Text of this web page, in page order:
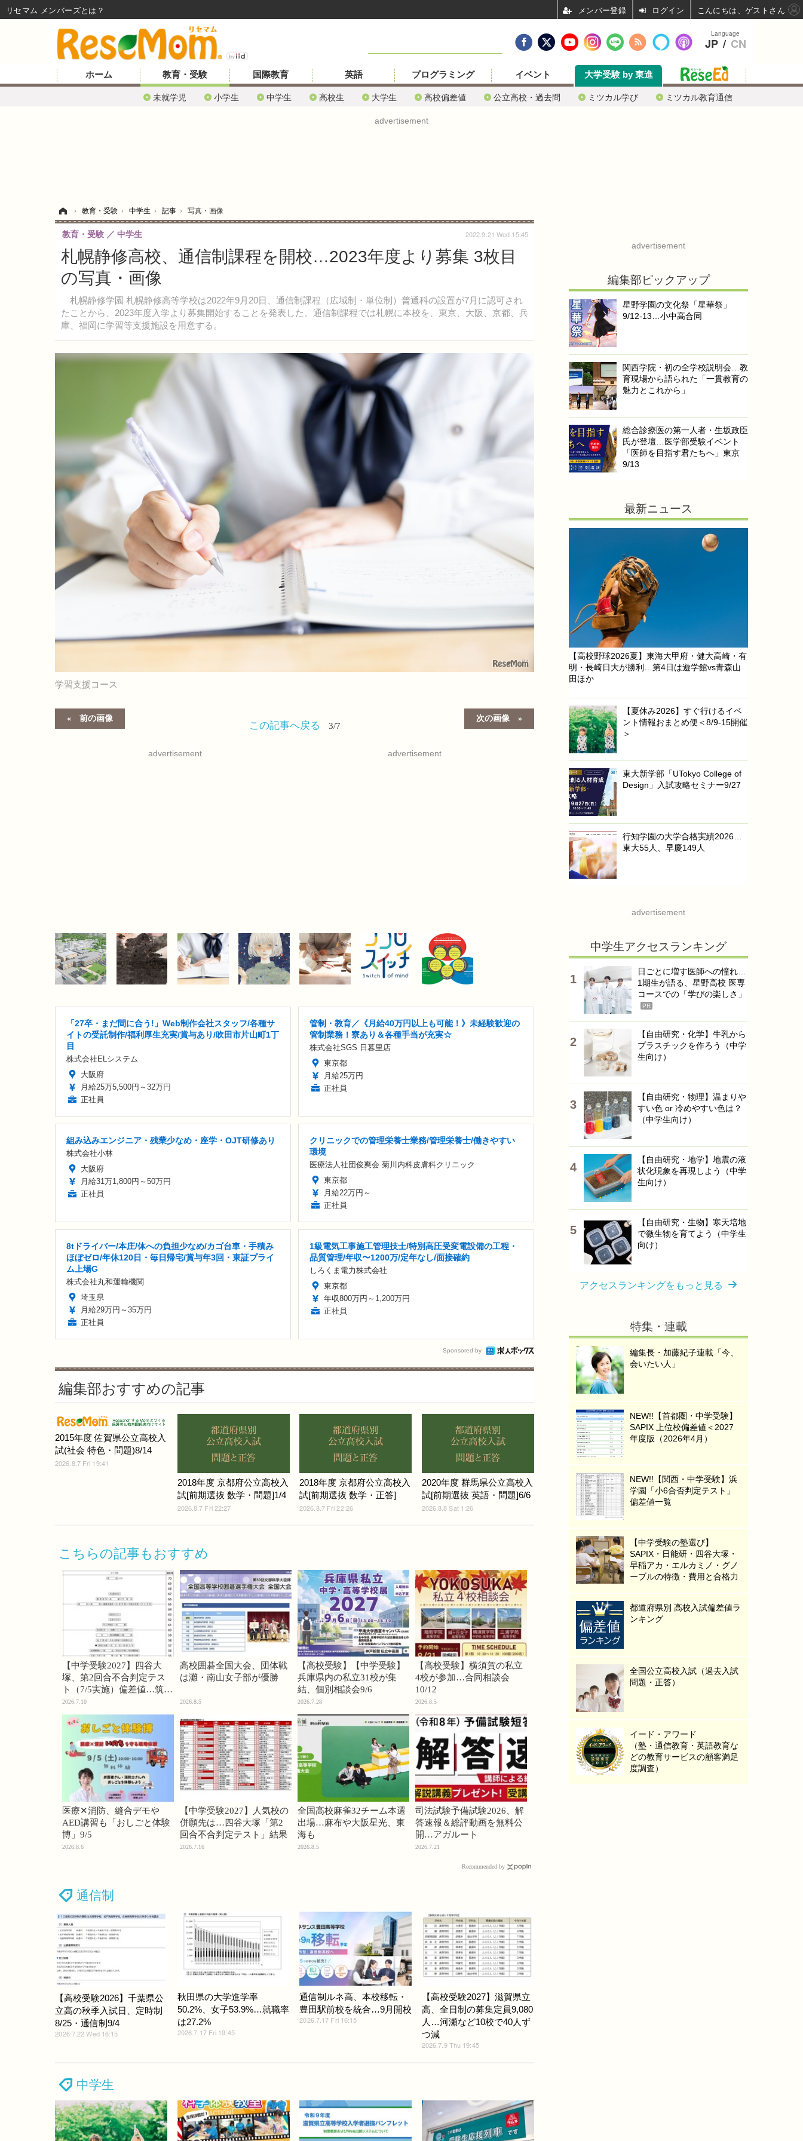
ホーム 教育・受験
未就学児 小学生 中学生 高校生 大学生 高校偏差値 公立高校・過去問 ミツカル学び ミツカル教育通信
国際教育 英語 プログラミング イベント 大学受験 by 東進
advertisement
› 教育・受験 › 中学生 › 記事 › 写真・画像
札幌静修高校、通信制課程を開校…2023年度より募集 3枚目
の写真・画像
札幌静修学園 札幌静修高等学校は2022年9月20日、通信制課程（広域制・単位制）普通科の設置が7月に認可され
たことから、2023年度入学より募集開始することを発表した。通信制課程では札幌に本校を、東京、大阪、京都、兵
庫、福岡に学習等支援施設を用意する。
教育・受験 中学生 2022.9.21 Wed 15:45
学習支援コース
前の画像 次の画像
この記事へ戻る 3/7
advertisement advertisement
「27卒・まだ間に合う!」Web制作会社スタッフ/各種サ
イトの受託制作/福利厚生充実/賞与あり/吹田市片山町1丁
目
株式会社ELシステム
大阪府
月給25万5,500円～32万円
正社員
管制・教育／《月給40万円以上も可能！》未経験歓迎の
管制業務！寮あり＆各種手当が充実☆
株式会社SGS 日暮里店
東京都
月給25万円
正社員
組み込みエンジニア・残業少なめ・座学・OJT研修あり
株式会社小林
大阪府
月給31万1,800円～50万円
正社員
クリニックでの管理栄養士業務/管理栄養士/働きやすい
環境
医療法人社団俊爽会 菊川内科皮膚科クリニック
東京都
月給22万円～
正社員
8tドライバー/本庄/体への負担少なめ/カゴ台車・手積み
ほぼゼロ/年休120日・毎日帰宅/賞与年3回・東証プライ
ム上場G
株式会社丸和運輸機関
埼玉県
月給29万円～35万円
正社員
1級電気工事施工管理技士/特別高圧受変電設備の工程・
品質管理/年収〜1200万/定年なし/面接確約
しろくま電力株式会社
東京都
年収800万円～1,200万円
正社員
Sponsored by
編集部おすすめの記事
2015年度 佐賀県公立高校入
試(社会 特色・問題)8/14
2026.8.7 Fri 19:41
2018年度 京都府公立高校入
試[前期選抜 数学・問題]1/4
2026.8.7 Fri 22:27
2018年度 京都府公立高校入
試[前期選抜 数学・正答]
2026.8.7 Fri 22:26
2020年度 群馬県公立高校入
試[前期選抜 英語・問題]6/6
2026.8.8 Sat 1:26
こちらの記事もおすすめ
【中学受験2027】四谷大
塚、第2回合不合判定テス
ト（7/5実施）偏差値…筑駒
74・桜蔭70＜PR＞
2026.7.10
高校囲碁全国大会、団体戦
は灘・南山女子部が優勝
2026.8.5
【高校受験】【中学受験】
兵庫県内の私立31校が集
結、個別相談会9/6
2026.7.28
【高校受験】横須賀の私立
4校が参加…合同相談会
10/12
2026.8.5
医療✕消防、縫合デモや
AED講習も「おしごと体験
博」9/5
2026.8.6
【中学受験2027】人気校の
併願先は…四谷大塚「第2
回合不合判定テスト」結果
2026.7.16
全国高校麻雀32チーム本選
出場…麻布や大阪星光、東
海も
2026.8.5
司法試験予備試験2026、解
答速報＆総評動画を無料公
開…アガルート
2026.7.21
Recommended by
通信制
【高校受験2026】千葉県公
立高の秋季入試日、定時制
8/25・通信制9/4
2026.7.22 Wed 16:15
秋田県の大学進学率
50.2%、女子53.9%…就職率
は27.2%
2026.7.17 Fri 19:45
通信制ルネ高、本校移転・
豊田駅前校を統合…9月開校
2026.7.17 Fri 16:15
【高校受験2027】滋賀県立
高、全日制の募集定員9,080
人…河瀬など10校で40人ず
つ減
2026.7.9 Thu 19:45
中学生
advertisement
編集部ピックアップ
星野学園の文化祭「星華祭」
9/12-13…小中高合同
関西学院・初の全学校説明会…教
育現場から語られた「一貫教育の
魅力とこれから」
総合診療医の第一人者・生坂政臣
氏が登壇…医学部受験イベント
「医師を目指す君たちへ」東京
9/13
最新ニュース
【高校野球2026夏】東海大甲府・健大高崎・有
明・長崎日大が勝利…第4日は遊学館vs青森山
田ほか
【夏休み2026】すぐ行けるイベ
ント情報おまとめ便＜8/9-15開催
＞
東大新学部「UTokyo College of
Design」入試攻略セミナー9/27
行知学園の大学合格実績2026…
東大55人、早慶149人
advertisement
中学生アクセスランキング
日ごとに増す医師への憧れ…
1期生が語る、星野高校 医専
コースでの「学びの楽しさ」
PR
【自由研究・化学】牛乳から
プラスチックを作ろう（中学
生向け）
【自由研究・物理】温まりや
すい色 or 冷めやすい色は？
（中学生向け）
【自由研究・地学】地震の液
状化現象を再現しよう（中学
生向け）
【自由研究・生物】寒天培地
で微生物を育てよう（中学生
向け）
アクセスランキングをもっと見る
特集・連載
編集長・加藤紀子連載「今、
会いたい人」
NEW!!【首都圏・中学受験】
SAPIX 上位校偏差値＜2027
年度版（2026年4月）
NEW!!【関西・中学受験】浜
学園「小6合否判定テスト」
偏差値一覧
【中学受験の塾選び】
SAPIX・日能研・四谷大塚・
早稲アカ・エルカミノ・グノ
ーブルの特徴・費用と合格力
都道府県別 高校入試偏差値ラ
ンキング
全国公立高校入試（過去入試
問題・正答）
イード・アワード
（塾・通信教育・英語教育な
どの教育サービスの顧客満足
度調査）
Language
JP / CN
リセマム メンバーズ ログイン こんにちは、ゲストさん